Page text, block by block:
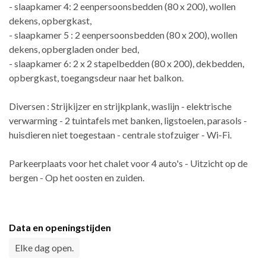
- slaapkamer 4: 2 eenpersoonsbedden (80 x 200), wollen
dekens, opbergkast,
- slaapkamer 5 : 2 eenpersoonsbedden (80 x 200), wollen
dekens, opbergladen onder bed,
- slaapkamer 6: 2 x 2 stapelbedden (80 x 200), dekbedden,
opbergkast, toegangsdeur naar het balkon.
Diversen : Strijkijzer en strijkplank, waslijn - elektrische
verwarming - 2 tuintafels met banken, ligstoelen, parasols -
huisdieren niet toegestaan - centrale stofzuiger - Wi-Fi.
Parkeerplaats voor het chalet voor 4 auto's - Uitzicht op de
bergen - Op het oosten en zuiden.
Data en openingstijden
Elke dag open.